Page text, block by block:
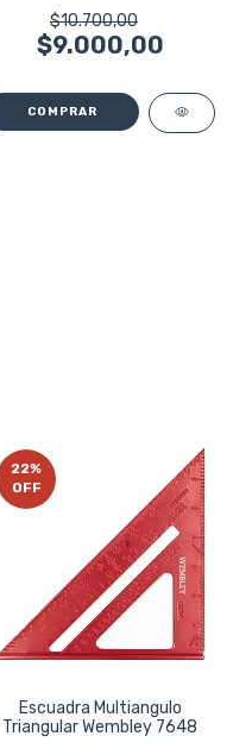
$10.700,00
$9.000,00
22%
OFF
Escuadra Multiangulo
Triangular Wembley 7648